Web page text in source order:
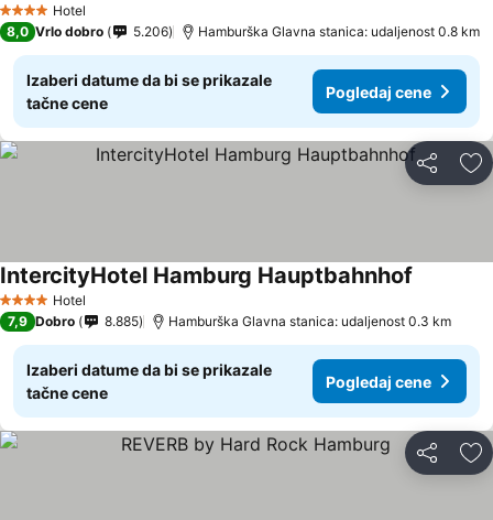
4 ZvezdiceHotel
8,0 Vrlo dobro 5.206 Hamburška Glavna stanica: udaljenost 0.8 km
Izaberi datume da bi se prikazale
tačne cene
Pogledaj cene
Deli
4 ZvezdiceHotel
IntercityHotel Hamburg Hauptbahnhof
7,9 Dobro 8.885 Hamburška Glavna stanica: udaljenost 0.3 km
Izaberi datume da bi se prikazale
tačne cene
Pogledaj cene
Deli